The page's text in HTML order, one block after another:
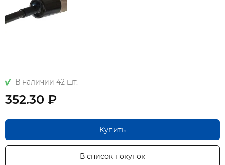
В наличии 42 шт.
352.30 ₽
Купить
В список покупок